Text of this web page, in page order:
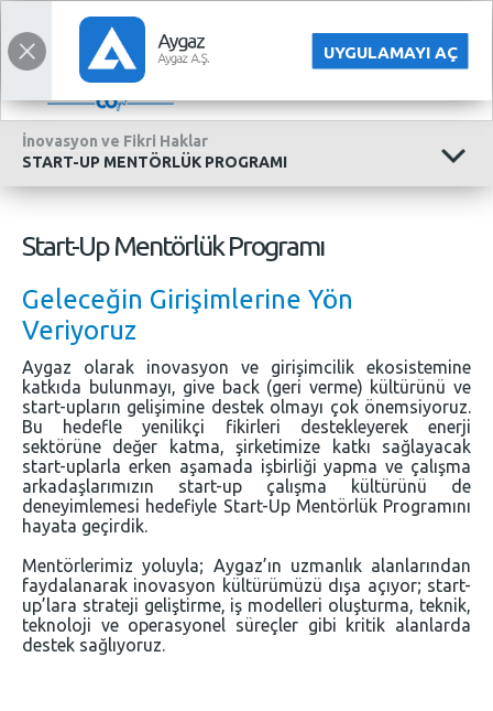
UYGULAMAYI AÇ
KURUMSAL
İnovasyon ve Fikri Haklar
START-UP MENTÖRLÜK PROGRAMI
Start-Up Mentörlük Programı
Geleceğin Girişimlerine Yön
Veriyoruz
Aygaz olarak inovasyon ve girişimcilik ekosistemine
katkıda bulunmayı, give back (geri verme) kültürünü ve
start-upların gelişimine destek olmayı çok önemsiyoruz.
Bu hedefle yenilikçi fikirleri destekleyerek enerji
sektörüne değer katma, şirketimize katkı sağlayacak
start-uplarla erken aşamada işbirliği yapma ve çalışma
arkadaşlarımızın start-up çalışma kültürünü de
deneyimlemesi hedefiyle Start-Up Mentörlük Programını
hayata geçirdik.
Mentörlerimiz yoluyla; Aygaz’ın uzmanlık alanlarından
faydalanarak inovasyon kültürümüzü dışa açıyor; start-
up’lara strateji geliştirme, iş modelleri oluşturma, teknik,
teknoloji ve operasyonel süreçler gibi kritik alanlarda
destek sağlıyoruz.